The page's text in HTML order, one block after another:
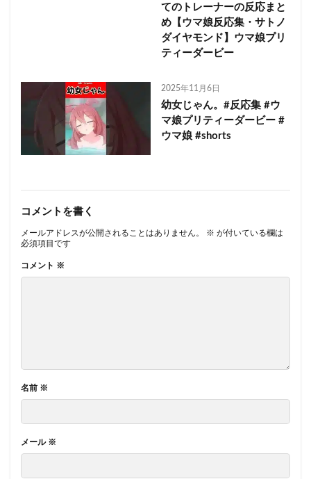
てのトレーナーの反応まと
め【ウマ娘反応集・サトノ
ダイヤモンド】ウマ娘プリ
ティーダービー
2025年11月6日
幼女じゃん。#反応集 #ウ
マ娘プリティーダービー #
ウマ娘 #shorts
コメントを書く
メールアドレスが公開されることはありません。 ※ が付いている欄は
必須項目です
コメント ※
名前 ※
メール ※